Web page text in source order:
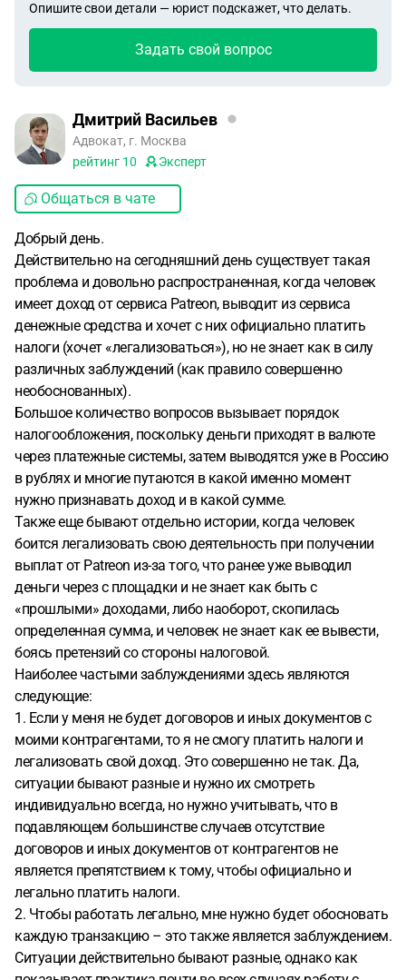
Опишите свои детали — юрист подскажет, что делать.
Задать свой вопрос
Дмитрий Васильев
Адвокат, г. Москва
рейтинг 10 Эксперт
Общаться в чате
Добрый день.
Действительно на сегодняшний день существует такая
проблема и довольно распространенная, когда человек
имеет доход от сервиса Patreon, выводит из сервиса
денежные средства и хочет с них официально платить
налоги (хочет «легализоваться»), но не знает как в силу
различных заблуждений (как правило совершенно
необоснованных).
Большое количество вопросов вызывает порядок
налогообложения, поскольку деньги приходят в валюте
через платежные системы, затем выводятся уже в Россию
в рублях и многие путаются в какой именно момент
нужно признавать доход и в какой сумме.
Также еще бывают отдельно истории, когда человек
боится легализовать свою деятельность при получении
выплат от Patreon из-за того, что ранее уже выводил
деньги через с площадки и не знает как быть с
«прошлыми» доходами, либо наоборот, скопилась
определенная сумма, и человек не знает как ее вывести,
боясь претензий со стороны налоговой.
Наиболее частыми заблуждениями здесь являются
следующие:
1. Если у меня не будет договоров и иных документов с
моими контрагентами, то я не смогу платить налоги и
легализовать свой доход. Это совершенно не так. Да,
ситуации бывают разные и нужно их смотреть
индивидуально всегда, но нужно учитывать, что в
подавляющем большинстве случаев отсутствие
договоров и иных документов от контрагентов не
является препятствием к тому, чтобы официально и
легально платить налоги.
2. Чтобы работать легально, мне нужно будет обосновать
каждую транзакцию – это также является заблуждением.
Ситуации действительно бывают разные, однако как